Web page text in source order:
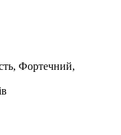
Фортечний,